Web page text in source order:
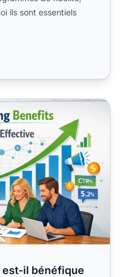
ils sont essentiels
entreprises ?
est-il bénéfique